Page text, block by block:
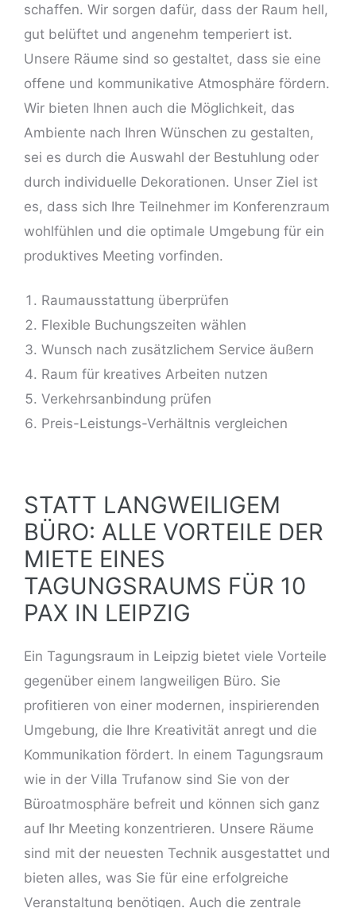
schaffen. Wir sorgen dafür, dass der Raum hell,
gut belüftet und angenehm temperiert ist.
Unsere Räume sind so gestaltet, dass sie eine
offene und kommunikative Atmosphäre fördern.
Wir bieten Ihnen auch die Möglichkeit, das
Ambiente nach Ihren Wünschen zu gestalten,
sei es durch die Auswahl der Bestuhlung oder
durch individuelle Dekorationen. Unser Ziel ist
es, dass sich Ihre Teilnehmer im Konferenzraum
wohlfühlen und die optimale Umgebung für ein
produktives Meeting vorfinden.
Raumausstattung überprüfen
Flexible Buchungszeiten wählen
Wunsch nach zusätzlichem Service äußern
Raum für kreatives Arbeiten nutzen
Verkehrsanbindung prüfen
Preis-Leistungs-Verhältnis vergleichen
STATT LANGWEILIGEM
BÜRO: ALLE VORTEILE DER
MIETE EINES
TAGUNGSRAUMS FÜR 10
PAX IN LEIPZIG
Ein Tagungsraum in Leipzig bietet viele Vorteile
gegenüber einem langweiligen Büro. Sie
profitieren von einer modernen, inspirierenden
Umgebung, die Ihre Kreativität anregt und die
Kommunikation fördert. In einem Tagungsraum
wie in der Villa Trufanow sind Sie von der
Büroatmosphäre befreit und können sich ganz
auf Ihr Meeting konzentrieren. Unsere Räume
sind mit der neuesten Technik ausgestattet und
bieten alles, was Sie für eine erfolgreiche
Veranstaltung benötigen. Auch die zentrale